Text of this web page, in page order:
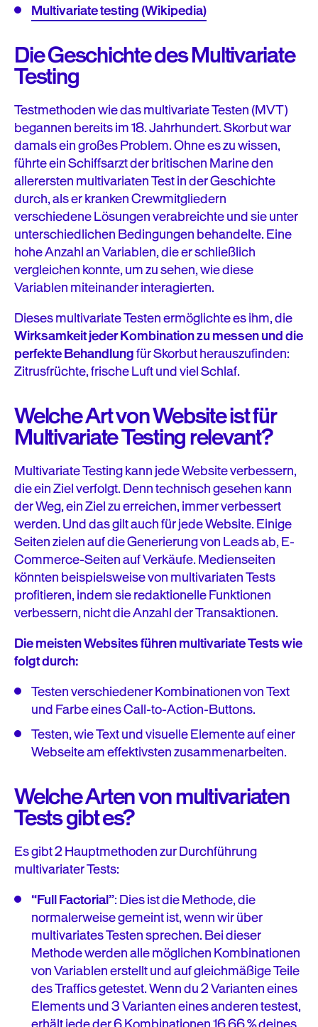
Multivariate testing (Wikipedia)
Die Geschichte des Multivariate
Testing
Testmethoden wie das multivariate Testen (MVT)
begannen bereits im 18. Jahrhundert. Skorbut war
damals ein großes Problem. Ohne es zu wissen,
führte ein Schiffsarzt der britischen Marine den
allerersten multivariaten Test in der Geschichte
durch, als er kranken Crewmitgliedern
verschiedene Lösungen verabreichte und sie unter
unterschiedlichen Bedingungen behandelte. Eine
hohe Anzahl an Variablen, die er schließlich
vergleichen konnte, um zu sehen, wie diese
Variablen miteinander interagierten.
Dieses multivariate Testen ermöglichte es ihm, die
Wirksamkeit jeder Kombination zu messen und die
perfekte Behandlungfür Skorbut herauszufinden:
Zitrusfrüchte, frische Luft und viel Schlaf.
Welche Art von Website ist für
Multivariate Testing relevant?
Multivariate Testing kann jede Website verbessern,
die ein Ziel verfolgt. Denn technisch gesehen kann
der Weg, ein Ziel zu erreichen, immer verbessert
werden. Und das gilt auch für jede Website. Einige
Seiten zielen auf die Generierung von Leads ab, E-
Commerce-Seiten auf Verkäufe. Medienseiten
könnten beispielsweise von multivariaten Tests
profitieren, indem sie redaktionelle Funktionen
verbessern, nicht die Anzahl der Transaktionen.
Die meisten Websites führen multivariate Tests wie
folgt durch:
Testen verschiedener Kombinationen von Text
und Farbe eines Call-to-Action-Buttons.
Testen, wie Text und visuelle Elemente auf einer
Webseite am effektivsten zusammenarbeiten.
Welche Arten von multivariaten
Tests gibt es?
Es gibt 2 Hauptmethoden zur Durchführung
multivariater Tests:
“Full Factorial”: Dies ist die Methode, die
normalerweise gemeint ist, wenn wir über
multivariates Testen sprechen. Bei dieser
Methode werden alle möglichen Kombinationen
von Variablen erstellt und auf gleichmäßige Teile
des Traffics getestet. Wenn du 2 Varianten eines
Elements und 3 Varianten eines anderen testest,